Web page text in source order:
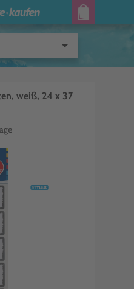
arrow_drop_down
weiß, 24 x 37